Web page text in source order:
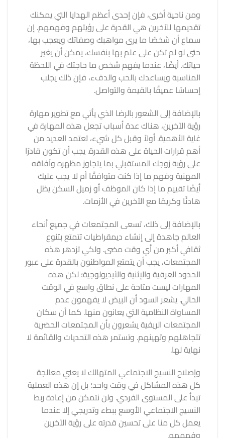
ومن ناحية أخرى، فإن إحدى أعظم الهدايا التي يمكنك
تقديمها للآخرين هي القدرة على رؤيتهم وفهمهم. إن
سماع أن شخصًا ما يرى مواهبك وصفاتك ويعجب بها،
حتى لو لم تكن على علم بها بنفسك، يمكن أن يغير
حياتك. أيضًا، عندما يفهم شخص ما حاجتك في اللحظة
المناسبة ويساعدك بالحب والدفء، فإن ذلك يجلب
إحساسًا عميقًا بالقيمة والتواصل.
بالإضافة إلى الشعور بالرضا الذي يأتي مع تطوير مهارة
رؤية الآخرين، هناك عدة أسباب تجعل هذه المهارة في
غاية الأهمية. أولاً وقبل كل شيء، تعتمد العديد من
أهم قرارات الحياة على هذه القدرة. يجب أن تكون قادرًا
على رؤية زوجك المستقبلي بما يتجاوز مظهره وآفاقه
المهنية وفهم ما إذا كنت متوافقًا أم لا. يجب عليك
أيضًا تقييم ما إذا كان الموظف أو زميل السكن يظل
هادئًا وكريمًا مع الآخرين في الأزمات.
بالإضافة إلى ذلك، تسعى المجتمعات في جميع أنحاء
العالم جاهدة إلى إنشاء ديمقراطيات تتمتع بتنوع
ثقافي أكبر من أي وقت مضى. ولكي تزدهر هذه
المجتمعات، يجب أن يتمتع المواطنون بالقدرة على عبور
الحدود العرقية والإثنية والأيديولوجية؛ لكن هذه
المهارات ليست متاحة على نطاق واسع في الوقت
الحالي. يشعر السود أن البيض لا يفهمون عدم
المساواة النظامية التي يعانون منها. كما أن سكان
المجتمعات الريفية يشعرون بأن المجتمعات الحضرية
تتجاهلهم وتهينهم. وتستمر هذه التحديات والقائمة لا
نهاية لها.
وإصلاح النسيج الاجتماعي المتهالك لا يعني معالجة
كل هذه المشاكل في وقت واحد؛ بل إن هذه العملية
تبدأ على المستوى الفردي. ولن نتمكن من إعادة ربط
النسيج الاجتماعي الأوسع ببطء وتدريجي إلا عندما
يعمل كل منا على تحسين قدرته على رؤية الآخرين